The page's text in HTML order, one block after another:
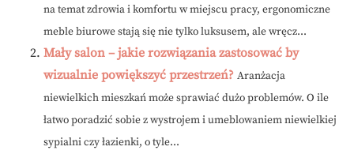
na temat zdrowia i komfortu w miejscu pracy, ergonomiczne
meble biurowe stają się nie tylko luksusem, ale wręcz...
Mały salon – jakie rozwiązania zastosować by
wizualnie powiększyć przestrzeń? Aranżacja
niewielkich mieszkań może sprawiać dużo problemów. O ile
łatwo poradzić sobie z wystrojem i umeblowaniem niewielkiej
sypialni czy łazienki, o tyle...